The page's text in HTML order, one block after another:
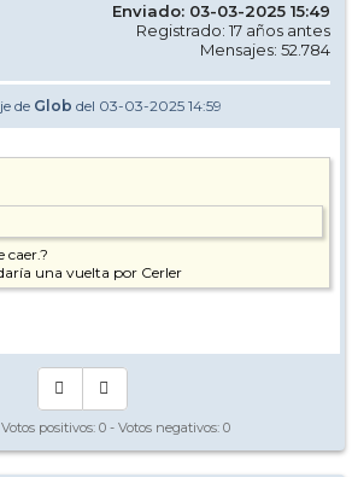
Enviado: 03-03-2025 15:49
Registrado: 17 años antes
Mensajes: 52.784
de Glob del 03-03-2025 14:59
caer.?
una vuelta por Cerler
positivos: 0 - Votos negativos: 0